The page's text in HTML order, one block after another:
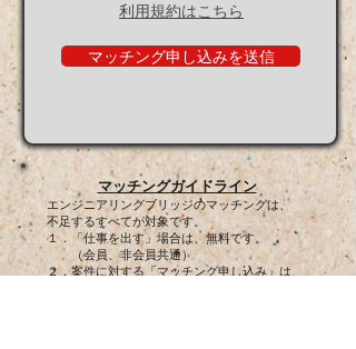
利用規約はこちら
マッチング申し込みを送信
マッチングガイドライン
エンジニアリングブリッジのマッチングは、
不足するすべてが対象です。
１．「仕事を出す」場合は、無料です。
（会員、非会員共通）
２．案件に対する「マッチング申し込み」は、